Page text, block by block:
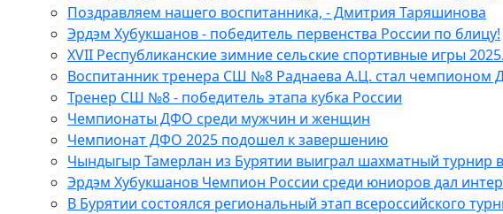
Поздравляем нашего воспитанника, - Дмитрия Таряшинова
Эрдэм Хубукшанов - победитель первенства России по блицу!
XVII Республиканские зимние сельские спортивные игры
Воспитанник тренера СШ №8 Раднаева А.Ц. стал чемпионом
Тренер СШ №8 - победитель этапа кубка России
Чемпионаты ДФО среди мужчин и женщин
Чемпионат ДФО 2025 подошел к завершению
Чындыгыр Тамерлан из Бурятии выиграл шахматный турнир
Эрдэм Хубукшанов Чемпион России среди юниоров дал
В Бурятии состоялся региональный этап всероссийского